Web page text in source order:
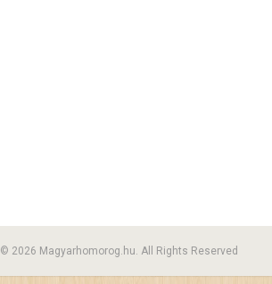
© 2026 Magyarhomorog.hu. All Rights Reserved